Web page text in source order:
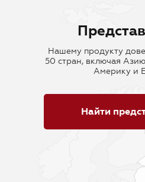
Нашему продукту
50 стран, включая
Америку и
Найти